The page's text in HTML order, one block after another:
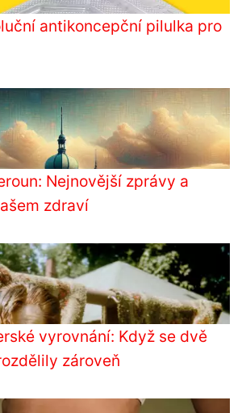
antikoncepční pilulka pro
Nejnovější zprávy a
zdraví
vyrovnání: Když se dvě
zároveň